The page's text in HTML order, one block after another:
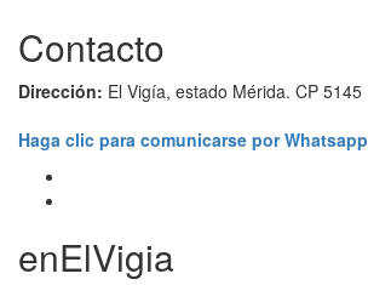
Contacto
Dirección: El Vigía, estado Mérida. CP 5145
Haga clic para comunicarse por Whatsapp
enElVigia